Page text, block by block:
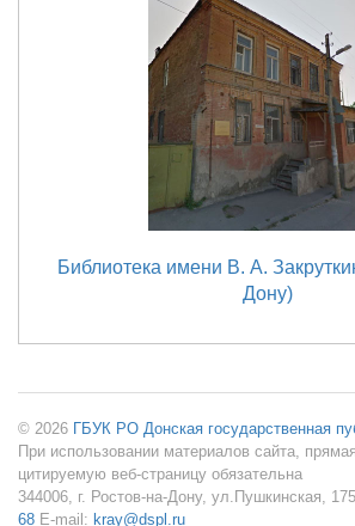
Библиотека имени В. А.
Дону)
© 2026 ГБУК РО Донская государственная
При использовании материалов сайта,
цитируемую веб-страницу обязательна
344006, г. Ростов-на-Дону, ул.Пушкинская,
68 E-mail: kray@dspl.ru